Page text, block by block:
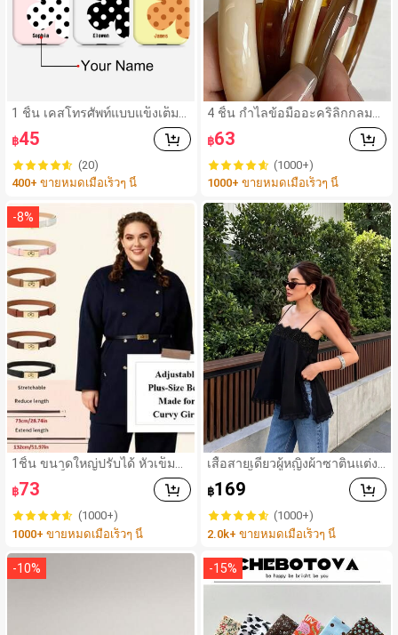
1 ชิ้น เคสโทรศัพท์แบบแข็งเต็มตั
ว ฟิล์มเงา 2-In-1 ลายดอกไม้สีสั
นสดใส ปรับแต่งชื่อสีส่วนตัว ฝาค
รอบป้องกัน เข้ากันได้กับ iPhone
11/12/13/14/15/16 17 Pro Ma
x
฿45
(20)
400+ ขายหมดเมื่อเร็วๆ นี้
-8%
1ชิ้น ขนาดใหญ่ปรับได้ หัวเข็มขั
ดสีทอง เข็มขัดแบบสบาย ใช้ได้กั
บกางเกงยีนส์, เสื้อผ้าลำลอง, เสื้อ
แจ็คเก็ต, ชุดเดรส, เข็มขัดหนังสัม
ผัสแบบโบฮีเมียน สำหรับใส่ในชีวิ
ตประจำวัน ใช้ได้ในฤดูใบไม้ร่วง,
฿73
(1000+)
1000+ ขายหมดเมื่อเร็วๆ นี้
-10%
4 ชิ้น กำไลข้อมืออะคริลิกกลมส
ไตล์วินเทจหรูหราสำหรับผู้หญิง,
ดีไซน์เรียบง่ายทันสมัย, เหมาะสำ
หรับสวมใส่ในชีวิตประจำวันและ
โอกาสต่างๆ, ของขวัญสำหรับเธ
อ
฿63
(1000+)
1000+ ขายหมดเมื่อเร็วๆ นี้
เสื้อสายเดี่ยวผู้หญิงผ้าซาตินแต่งลู
กไม้ - เสื้อสายเดี่ยวฤดูร้อนสีขากี
มีรอยผ่าด้านข้างที่น่าดึงดูด ลำล
องสีดำ สำหรับเธอ
฿169
(1000+)
2.0k+ ขายหมดเมื่อเร็วๆ นี้
-15%